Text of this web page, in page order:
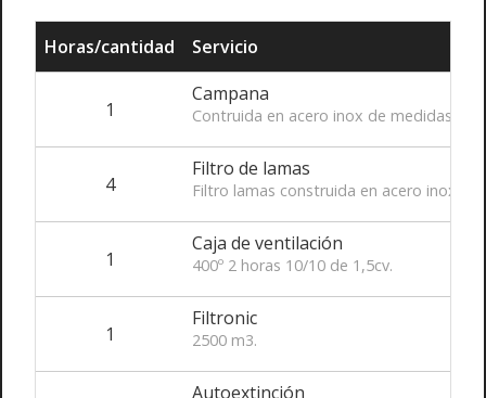
Horas/cantidad Servicio
1
Campana
Contruida en acero inox de medidas
4
Filtro de lamas
Filtro lamas construida en acero inox.
1
Caja de ventilación
400º 2 horas 10/10 de 1,5cv.
1
Filtronic
2500 m3.
Autoextinción